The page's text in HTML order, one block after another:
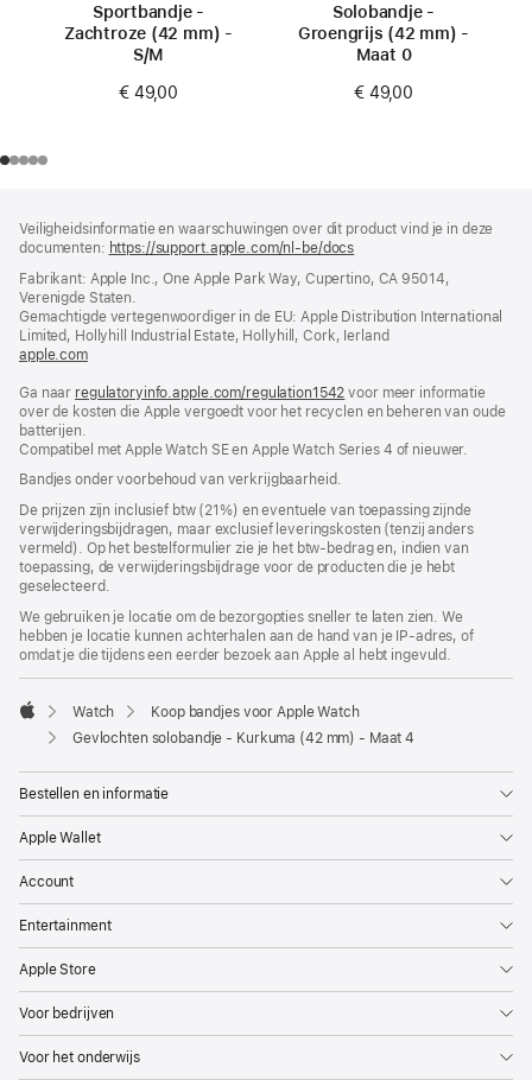
Sportbandje -
Zachtroze (42 mm) -
S/M
€ 49,00
Solobandje -
Groengrijs (42 mm) -
Maat 0
€ 49,00
Veiligheidsinformatie en waarschuwingen over dit product vind je in deze
documenten: https://support.apple.com/nl-be/docs
nieuw
geopend)
Fabrikant: Apple Inc., One Apple Park Way, Cupertino, CA 95014,
Verenigde Staten.
Gemachtigde vertegenwoordiger in de EU: Apple Distribution International
Limited, Hollyhill Industrial Estate, Hollyhill, Cork, Ierland
apple.com(wordt
nieuw
venster
Ga naar regulatoryinfo.apple.com/regulation1542 (wordt
in
venster
voor meer informatie
over de kosten die Apple vergoedt voor het recyclen en beheren van oude
batterijen.
Compatibel met Apple Watch SE en Apple Watch Series 4 of nieuwer.
Bandjes onder voorbehoud van verkrijgbaarheid.
De prijzen zijn inclusief btw (21%) en eventuele van toepassing zijnde
verwijderingsbijdragen, maar exclusief leveringskosten (tenzij anders
vermeld). Op het bestelformulier zie je het btw-bedrag en, indien van
toepassing, de verwijderingsbijdrage voor de producten die je hebt
geselecteerd.
We gebruiken je locatie om de bezorgopties sneller te laten zien. We
hebben je locatie kunnen achterhalen aan de hand van je IP-adres, of
omdat je die tijdens een eerder bezoek aan Apple al hebt ingevuld.
Apple
Watch
Koop bandjes voor Apple Watch
Gevlochten solobandje - Kurkuma (42 mm) - Maat 4
Bestellen en informatie
Apple Wallet
Account
Entertainment
Apple Store
Voor bedrijven
Voor het onderwijs